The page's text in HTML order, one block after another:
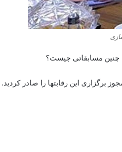
چنین مسابقاتی چیست؟
برگزاری این رقابتها را صادر کردید.